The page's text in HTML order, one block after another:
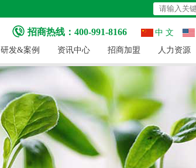
招商热线：400-991-8166 中 文
研发&案例 资讯中心 招商加盟 人力资源